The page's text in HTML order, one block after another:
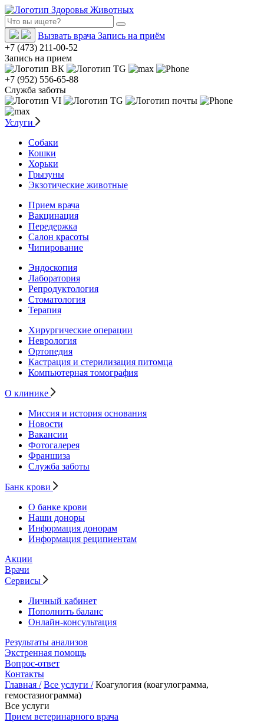
Вызвать врача Запись на приём
+7 (473) 211-00-52
Запись на прием
+7 (952) 556-65-88
Служба заботы
Услуги
Собаки
Кошки
Хорьки
Грызуны
Экзотические животные
Прием врача
Вакцинация
Передержка
Салон красоты
Чипирование
Эндоскопия
Лаборатория
Репродуктология
Стоматология
Терапия
Хирургические операции
Неврология
Ортопедия
Кастрация и стерилизация питомца
Компьютерная томография
О клинике
Миссия и история основания
Новости
Вакансии
Фотогалерея
Франшиза
Служба заботы
Банк крови
О банке крови
Наши доноры
Информация донорам
Информация реципиентам
Акции
Врачи
Сервисы
Личный кабинет
Пополнить баланс
Онлайн-консультация
Результаты анализов
Экстренная помощь
Вопрос-ответ
Контакты
Главная / Все услуги / Коагулогия (коагулограмма,
гемостазиограмма)
Все услуги
Прием ветеринарного врача